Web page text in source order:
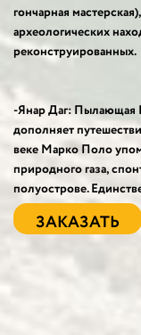
гончарная
археологических
реконструированных.
-Янар Даг: Пылающая
дополняет
веке Марко Поло
природного газа,
полуострове.
ЗАКАЗАТЬ